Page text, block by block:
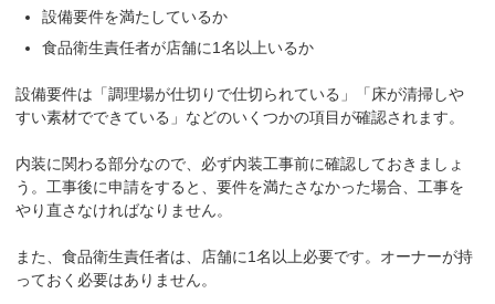
設備要件を満たしているか
食品衛生責任者が店舗に1名以上いるか
設備要件は「調理場が仕切りで仕切られている」「床が清掃しや
すい素材でできている」などのいくつかの項目が確認されます。
内装に関わる部分なので、必ず内装工事前に確認しておきましょ
う。工事後に申請をすると、要件を満たさなかった場合、工事を
やり直さなければなりません。
また、食品衛生責任者は、店舗に1名以上必要です。オーナーが持
っておく必要はありません。